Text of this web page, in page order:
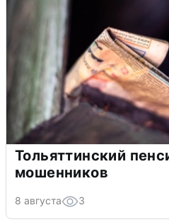
Тольяттинский
мошенников
8 августа 3